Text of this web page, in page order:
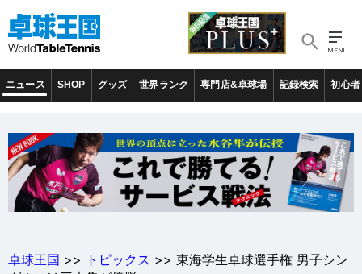
ニュース SHOP グッズ 世界ランク 専門店&卓球場 記録検索 初心者
卓球王国 >> トピックス >> 東海学生卓球選手権 男子シン